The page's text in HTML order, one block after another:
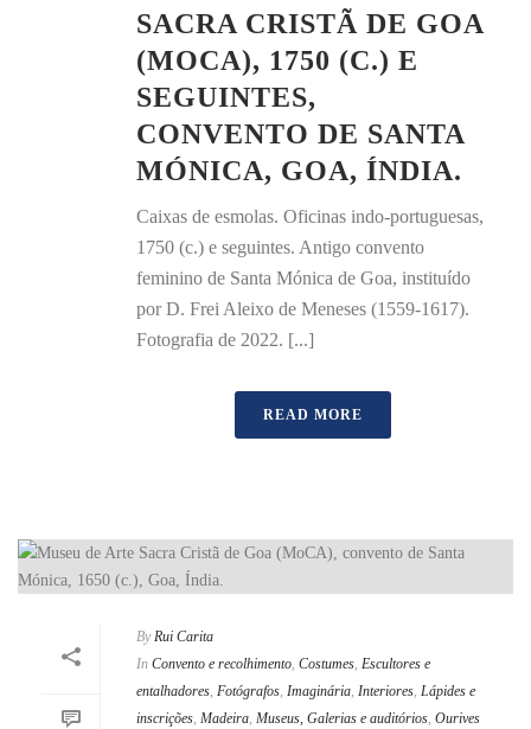
SACRA CRISTÃ DE GOA
(MOCA), 1750 (C.) E
SEGUINTES,
CONVENTO DE SANTA
MÓNICA, GOA, ÍNDIA.
Caixas de esmolas. Oficinas indo-portuguesas,
1750 (c.) e seguintes. Antigo convento
feminino de Santa Mónica de Goa, instituído
por D. Frei Aleixo de Meneses (1559-1617).
Fotografia de 2022. [...]
READ MORE
By Rui Carita
In Convento e recolhimento, Costumes, Escultores e
entalhadores, Fotógrafos, Imaginária, Interiores, Lápides e
inscrições, Madeira, Museus, Galerias e auditórios, Ourives